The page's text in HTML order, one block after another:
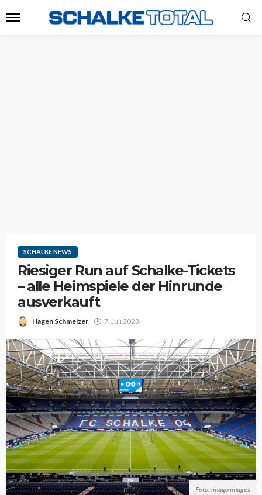
SCHALKE NEWS
Riesiger Run auf Schalke-Tickets
– alle Heimspiele der Hinrunde
ausverkauft
Hagen Schmelzer 7. Juli 2023
Foto: imago images